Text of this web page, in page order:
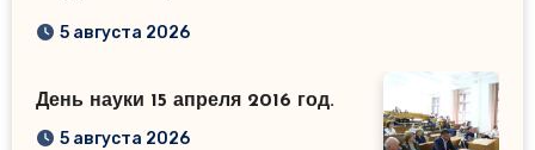
5 августа 2026
День науки 15 апреля 2016 год.
5 августа 2026